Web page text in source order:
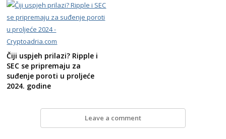
Čiji uspjeh prilazi? Ripple i
SEC se pripremaju za
suđenje poroti u proljeće
2024. godine
Leave a comment